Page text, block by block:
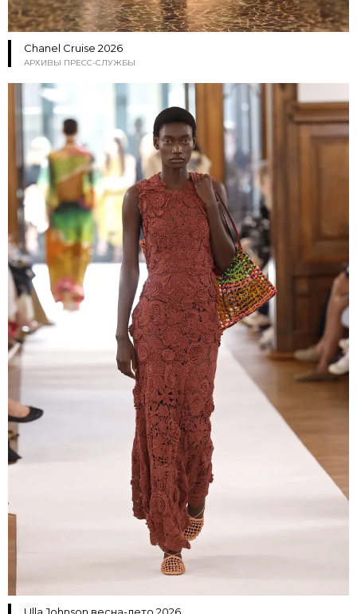
Chanel Cruise 2026
АРХИВЫ ПРЕСС-СЛУЖБЫ
Ulla Johnson весна-лето 2026